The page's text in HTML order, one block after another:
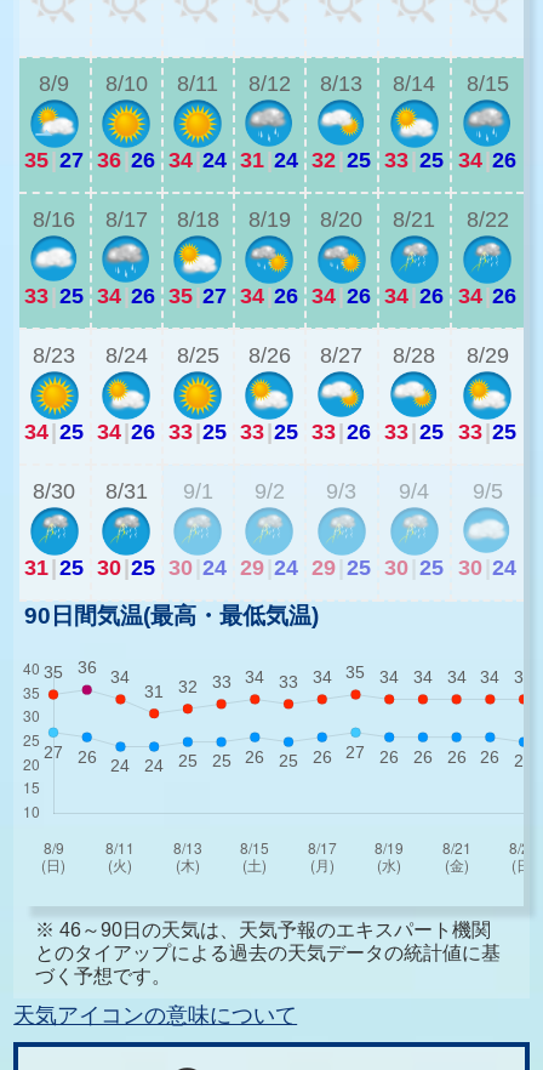
8/9
35|27
8/10
36|26
8/11
34|24
8/12
31|24
8/13
32|25
8/14
33|25
8/15
34|26
8/16
33|25
8/17
34|26
8/18
35|27
8/19
34|26
8/20
34|26
8/21
34|26
8/22
34|26
8/23
34|25
8/24
34|26
8/25
33|25
8/26
33|25
8/27
33|26
8/28
33|25
8/29
33|25
8/30
31|25
8/31
30|25
9/1
30 24
9/2
29 24
9/3
29 25
9/4
30 25
9/5
30 24
90日間気温(最高・最低気温)
※ 46～90日の天気は、天気予報のエキスパート機関
とのタイアップによる過去の天気データの統計値に基
づく予想です。
天気アイコンの意味について